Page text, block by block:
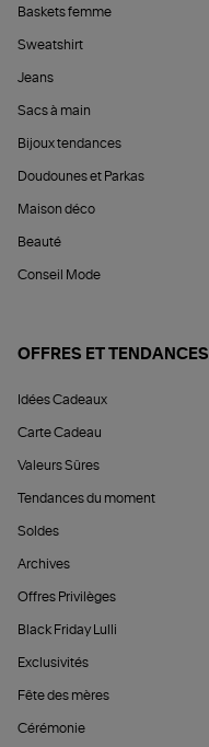
Baskets femme
Sweatshirt
Jeans
Sacs à main
Bijoux tendances
Doudounes et Parkas
Maison déco
Beauté
Conseil Mode
OFFRES ET TENDANCES
Idées Cadeaux
Carte Cadeau
Valeurs Sûres
Tendances du moment
Soldes
Archives
Offres Privilèges
Black Friday Lulli
Exclusivités
Fête des mères
Cérémonie